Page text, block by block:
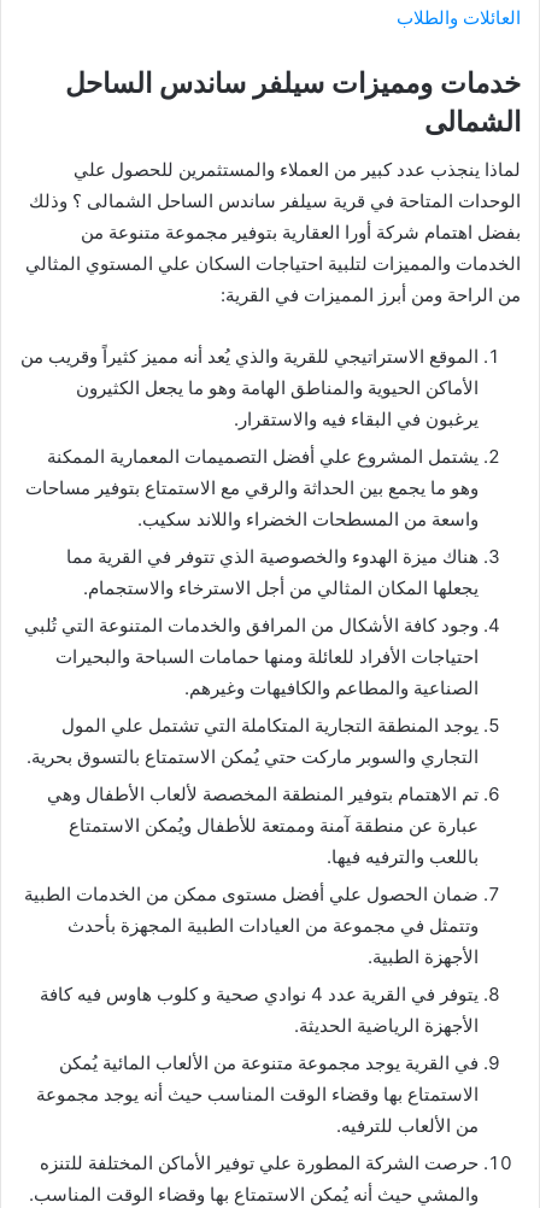
العائلات والطلاب
خدمات ومميزات سيلفر ساندس الساحل
الشمالى
لماذا ينجذب عدد كبير من العملاء والمستثمرين للحصول علي
الوحدات المتاحة في قرية سيلفر ساندس الساحل الشمالى ؟ وذلك
بفضل اهتمام شركة أورا العقارية بتوفير مجموعة متنوعة من
الخدمات والمميزات لتلبية احتياجات السكان علي المستوي المثالي
من الراحة ومن أبرز المميزات في القرية:
الموقع الاستراتيجي للقرية والذي يُعد أنه مميز كثيراً وقريب من
الأماكن الحيوية والمناطق الهامة وهو ما يجعل الكثيرون
يرغبون في البقاء فيه والاستقرار.
يشتمل المشروع علي أفضل التصميمات المعمارية الممكنة
وهو ما يجمع بين الحداثة والرقي مع الاستمتاع بتوفير مساحات
واسعة من المسطحات الخضراء واللاند سكيب.
هناك ميزة الهدوء والخصوصية الذي تتوفر في القرية مما
يجعلها المكان المثالي من أجل الاسترخاء والاستجمام.
وجود كافة الأشكال من المرافق والخدمات المتنوعة التي تُلبي
احتياجات الأفراد للعائلة ومنها حمامات السباحة والبحيرات
الصناعية والمطاعم والكافيهات وغيرهم.
يوجد المنطقة التجارية المتكاملة التي تشتمل علي المول
التجاري والسوبر ماركت حتي يُمكن الاستمتاع بالتسوق بحرية.
تم الاهتمام بتوفير المنطقة المخصصة لألعاب الأطفال وهي
عبارة عن منطقة آمنة وممتعة للأطفال ويُمكن الاستمتاع
باللعب والترفيه فيها.
ضمان الحصول علي أفضل مستوى ممكن من الخدمات الطبية
وتتمثل في مجموعة من العيادات الطبية المجهزة بأحدث
الأجهزة الطبية.
يتوفر في القرية عدد 4 نوادي صحية و كلوب هاوس فيه كافة
الأجهزة الرياضية الحديثة.
في القرية يوجد مجموعة متنوعة من الألعاب المائية يُمكن
الاستمتاع بها وقضاء الوقت المناسب حيث أنه يوجد مجموعة
من الألعاب للترفيه.
حرصت الشركة المطورة علي توفير الأماكن المختلفة للتنزه
والمشي حيث أنه يُمكن الاستمتاع بها وقضاء الوقت المناسب.